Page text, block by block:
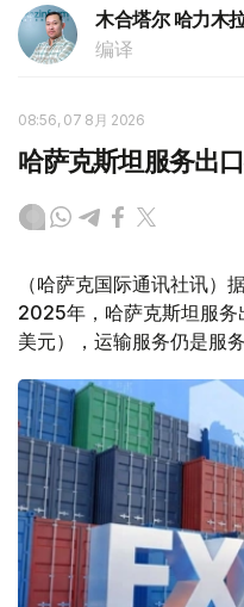
木合塔尔 哈力木
编译
08:56, 07 8月 2026
哈萨克斯坦服务出
（哈萨克国际通讯社讯）
2025年，哈萨克斯坦服
美元），运输服务仍是服